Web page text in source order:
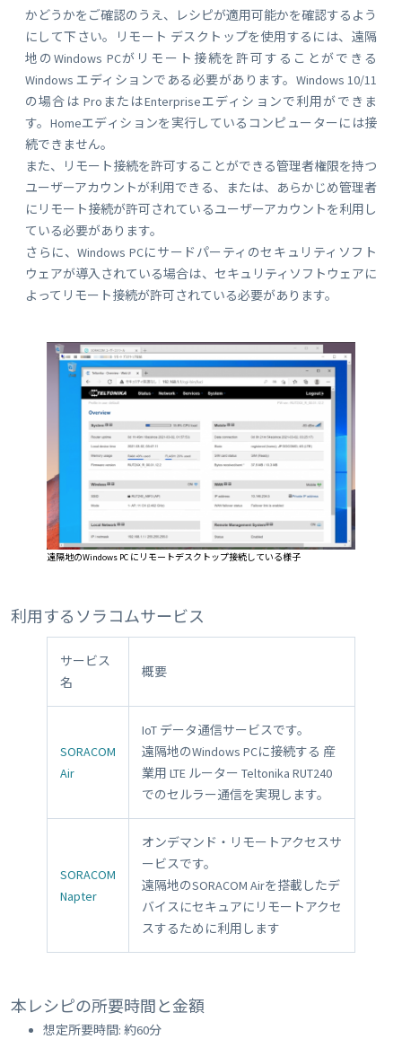
かどうかをご確認のうえ、レシピが適用可能かを確認するよう
にして下さい。リモート デスクトップを使用するには、遠隔
地のWindows PCがリモート接続を許可することができる
Windows エディションである必要があります。Windows 10/11
の場合は ProまたはEnterpriseエディションで利用ができま
す。Homeエディションを実行しているコンピューターには接
続できません。
また、リモート接続を許可することができる管理者権限を持つ
ユーザーアカウントが利用できる、または、あらかじめ管理者
にリモート接続が許可されているユーザーアカウントを利用し
ている必要があります。
さらに、Windows PCにサードパーティのセキュリティソフト
ウェアが導入されている場合は、セキュリティソフトウェアに
よってリモート接続が許可されている必要があります。
遠隔地のWindows PC にリモートデスクトップ接続している様子
利用するソラコムサービス
サービス
名
概要
SORACOM
Air
IoT データ通信サービスです。
遠隔地のWindows PCに接続する 産
業用 LTE ルーター Teltonika RUT240
でのセルラー通信を実現します。
SORACOM
Napter
オンデマンド・リモートアクセスサ
ービスです。
遠隔地のSORACOM Airを搭載したデ
バイスにセキュアにリモートアクセ
スするために利用します
本レシピの所要時間と金額
想定所要時間: 約60分